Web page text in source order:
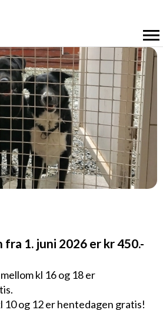
1. juni 2026 er kr 450.-
kl 16 og 18 er
10 og 12 er hentedagen gratis!